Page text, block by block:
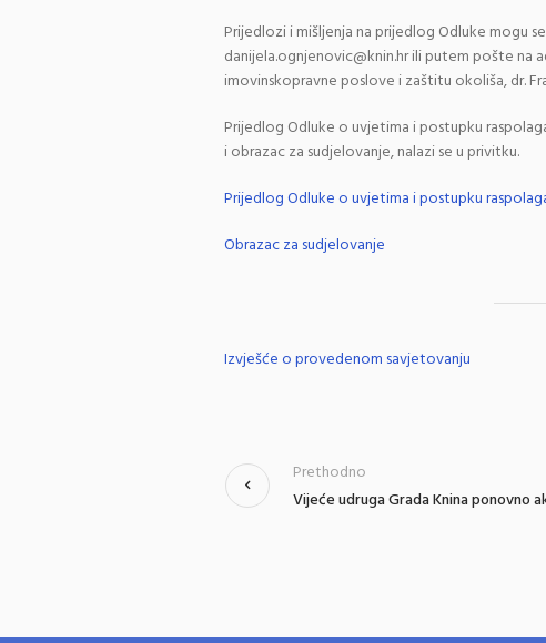
Prijedlozi i mišljenja na prijedlog Odluke mogu
danijela.ognjenovic@knin.hr ili putem pošte na
imovinskopravne poslove i zaštitu okoliša, dr.
Prijedlog Odluke o uvjetima i postupku
i obrazac za sudjelovanje, nalazi se u privitku.
Prijedlog Odluke o uvjetima i postupku
Obrazac za sudjelovanje
Izvješće o provedenom savjetovanju
Vijeće udruga Grada Knina ponovno
Prethodno